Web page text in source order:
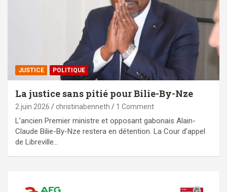
JUSTICE POLITIQUE
La justice sans pitié pour Bilie-By-Nze
2 juin 2026 christinabenneth 1 Comment
L’ancien Premier ministre et opposant gabonais Alain-
Claude Bilie-By-Nze restera en détention. La Cour d’appel
de Libreville…